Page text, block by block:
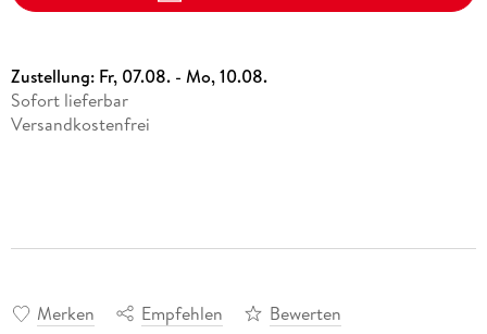
Zustellung: Fr, 07.08. - Mo, 10.08.
Sofort lieferbar
Versandkostenfrei
Merken Empfehlen Bewerten